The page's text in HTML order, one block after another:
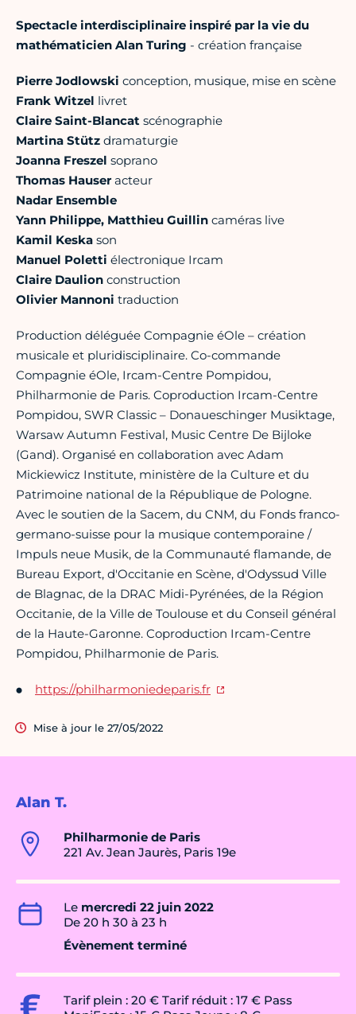
Alan T.
Philharmonie de Paris
221 Av. Jean Jaurès, Paris 19e
Le mercredi 22 juin 2022
De 20 h 30 à 23 h
Évènement terminé
Tarif plein : 20 € Tarif réduit : 17 € Pass
Spectacle interdisciplinaire inspiré par la vie du
mathématicien Alan Turing - création française
Pierre Jodlowski conception, musique, mise en scène
Frank Witzel livret
Claire Saint-Blancat scénographie
Martina Stütz dramaturgie
Joanna Freszel soprano
Thomas Hauseracteur
Nadar Ensemble
Yann Philippe, Matthieu Guillin caméras live
Kamil Keska son
Manuel Poletti électronique Ircam
Claire Daulion construction
Olivier Mannoni traduction
Production déléguée Compagnie éOle – création
musicale et pluridisciplinaire. Co-commande
Compagnie éOle, Ircam-Centre Pompidou,
Philharmonie de Paris. Coproduction Ircam-Centre
Pompidou, SWR Classic – Donaueschinger Musiktage,
Warsaw Autumn Festival, Music Centre De Bijloke
(Gand). Organisé en collaboration avec Adam
Mickiewicz Institute, ministère de la Culture et du
Patrimoine national de la République de Pologne.
Avec le soutien de la Sacem, du CNM, du Fonds franco-
germano-suisse pour la musique contemporaine /
Impuls neue Musik, de la Communauté flamande, de
Bureau Export, d'Occitanie en Scène, d'Odyssud Ville
de Blagnac, de la DRAC Midi-Pyrénées, de la Région
Occitanie, de la Ville de Toulouse et du Conseil général
de la Haute-Garonne. Coproduction Ircam-Centre
Pompidou, Philharmonie de Paris.
https://philharmoniedeparis.fr
Mise à jour le 27/05/2022